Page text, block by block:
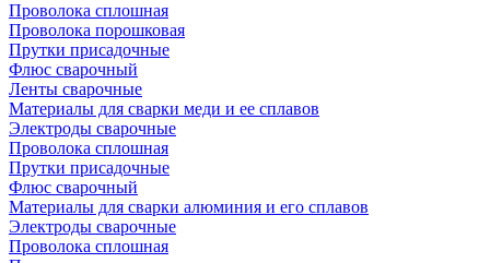
Проволока сплошная
Проволока порошковая
Прутки присадочные
Флюс сварочный
Ленты сварочные
Материалы для сварки меди и ее сплавов
Электроды сварочные
Проволока сплошная
Прутки присадочные
Флюс сварочный
Материалы для сварки алюминия и его сплавов
Электроды сварочные
Проволока сплошная